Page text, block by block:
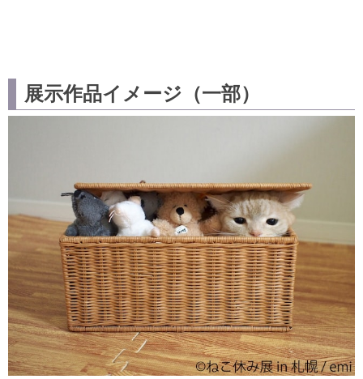
展示作品イメージ（一部）